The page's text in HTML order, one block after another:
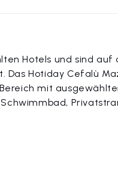
Hotels und sind auf
Das Hotiday Cefalù
mit